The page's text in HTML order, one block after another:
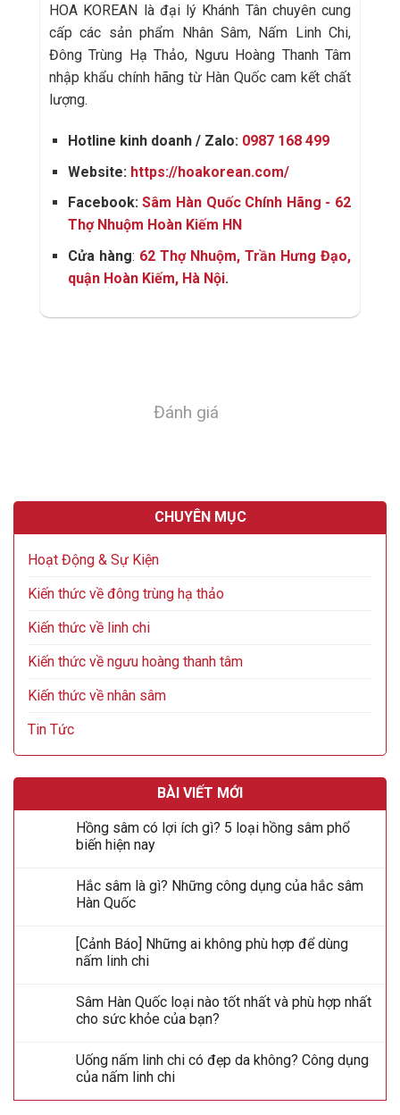
HOA KOREAN là đại lý Khánh Tân chuyên cung
cấp các sản phẩm Nhân Sâm, Nấm Linh Chi,
Đông Trùng Hạ Thảo, Ngưu Hoàng Thanh Tâm
nhập khẩu chính hãng từ Hàn Quốc cam kết chất
lượng.
Hotline kinh doanh / Zalo: 0987 168 499
Website: https://hoakorean.com/
Facebook:Sâm Hàn Quốc Chính Hãng - 62
Thợ Nhuộm Hoàn Kiếm HN
Cửa hàng: 62 Thợ Nhuộm, Trần Hưng Đạo,
quận Hoàn Kiếm, Hà Nội.
Đánh giá
CHUYÊN MỤC
Hoạt Động & Sự Kiện
Kiến thức về đông trùng hạ thảo
Kiến thức về linh chi
Kiến thức về ngưu hoàng thanh tâm
Kiến thức về nhân sâm
Tin Tức
BÀI VIẾT MỚI
Hồng sâm có lợi ích gì? 5 loại hồng sâm phổ
biến hiện nay
Hắc sâm là gì? Những công dụng của hắc sâm
Hàn Quốc
[Cảnh Báo] Những ai không phù hợp để dùng
nấm linh chi
Sâm Hàn Quốc loại nào tốt nhất và phù hợp nhất
cho sức khỏe của bạn?
Uống nấm linh chi có đẹp da không? Công dụng
của nấm linh chi